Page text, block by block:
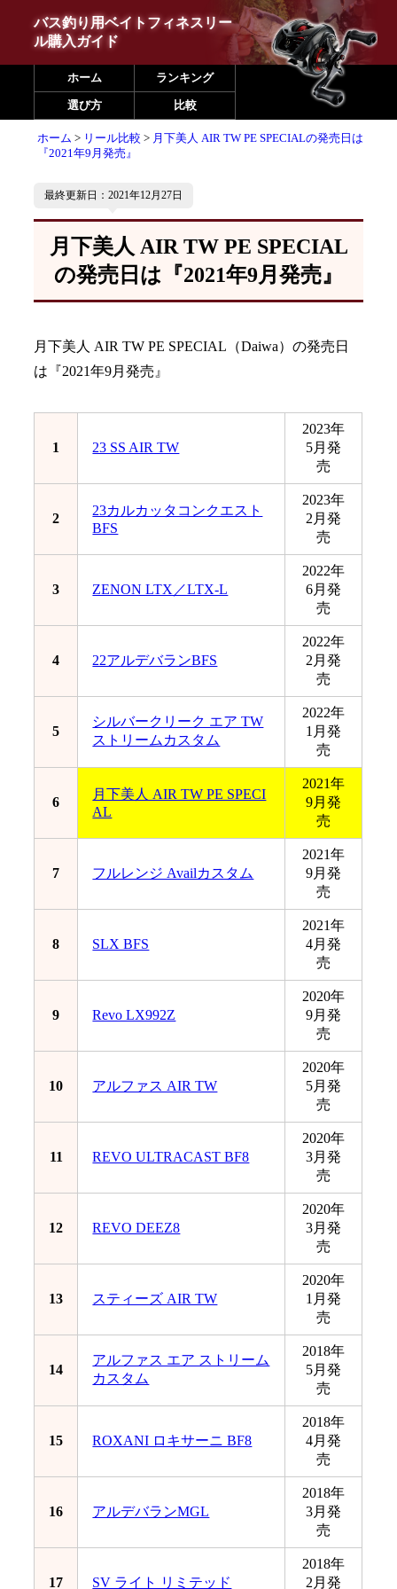
バス釣り用ベイトフィネスリー
ル購入ガイド
ホーム ランキング
選び方 比較
ホーム リール比較
月下美人 AIR TW PE SPECIALの発売日は
『2021年9月発売』
最終更新日：2021年12月27日
月下美人 AIR TW PE SPECIAL
の発売日は『2021年9月発売』
月下美人 AIR TW PE SPECIAL（Daiwa）の発売日
は『2021年9月発売』
1 23 SS AIR TW
2023年
5月発
売
2
23カルカッタコンクエスト
BFS
2023年
2月発
売
3 ZENON LTX／LTX-L
2022年
6月発
売
4 22アルデバランBFS
2022年
2月発
売
5
シルバークリーク エア TW
ストリームカスタム
2022年
1月発
売
6
月下美人 AIR TW PE SPECI
AL
2021年
9月発
売
7 フルレンジ Availカスタム
2021年
9月発
売
8 SLX BFS
2021年
4月発
売
9 Revo LX992Z
2020年
9月発
売
10 アルファス AIR TW
2020年
5月発
売
11 REVO ULTRACAST BF8
2020年
3月発
売
12 REVO DEEZ8
2020年
3月発
売
13 スティーズ AIR TW
2020年
1月発
売
14
アルファス エア ストリーム
カスタム
2018年
5月発
売
15 ROXANI ロキサーニ BF8
2018年
4月発
売
16 アルデバランMGL
2018年
3月発
売
17 SV ライト リミテッド
2018年
2月発